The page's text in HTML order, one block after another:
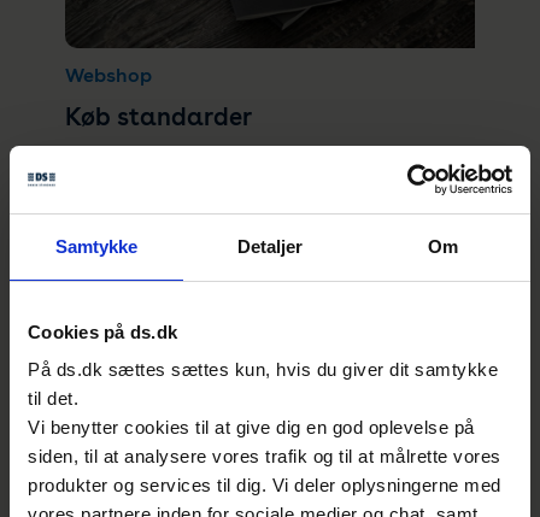
Samtykke Detaljer Om
Cookies på ds.dk
På ds.dk sættes sættes kun, hvis du giver dit samtykke
til det.
Vi benytter cookies til at give dig en god oplevelse på
siden, til at analysere vores trafik og til at målrette vores
produkter og services til dig. Vi deler oplysningerne med
Webshop
Køb standarder
europæiske og internationale standarder – vi
lande. Du kan også købe håndbøger, som gør
for dit specifikke fagområde.